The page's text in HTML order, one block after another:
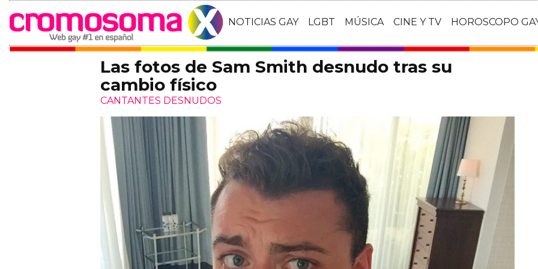
NOTICIAS GAY LGBT MÚSICA CINE Y TV HOROSCOPO
Las fotos de Sam Smith desnudo tras su
cambio físico
CANTANTES DESNUDOS